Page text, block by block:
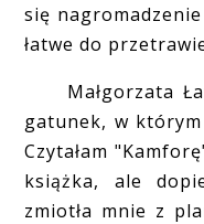
się
łatwe do
Małgorzata
gatunek, w
Czytałam
książka, ale
zmiotła mnie z